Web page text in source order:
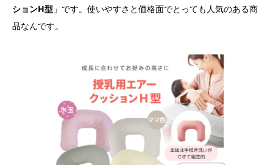
ションH型 」です。使いやすさと価格面でとっても人気のある商
品なんです。